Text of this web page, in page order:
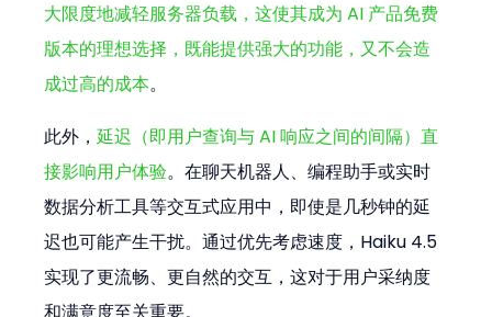
大限度地减轻服务器负载，这使其成为 AI 产品免费
版本的理想选择，既能提供强大的功能，又不会造
成过高的成本。
此外，延迟（即用户查询与 AI 响应之间的间隔）直
接影响用户体验。在聊天机器人、编程助手或实时
数据分析工具等交互式应用中，即使是几秒钟的延
迟也可能产生干扰。通过优先考虑速度，Haiku 4.5
实现了更流畅、更自然的交互，这对于用户采纳度